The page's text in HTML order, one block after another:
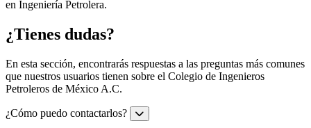
en Ingeniería Petrolera.
¿Tienes dudas?
En esta sección, encontrarás respuestas a las preguntas más comunes
que nuestros usuarios tienen sobre el Colegio de Ingenieros
Petroleros de México A.C.
¿Cómo puedo contactarlos?